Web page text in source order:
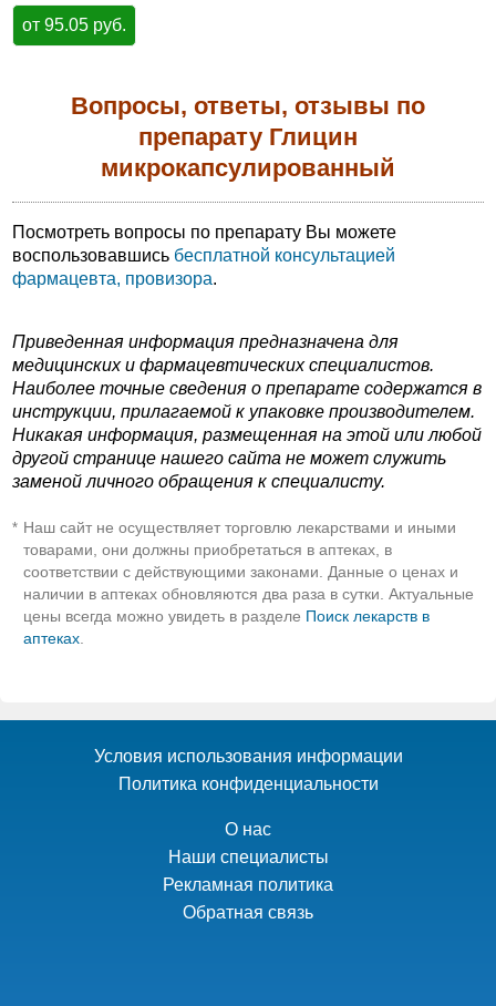
от 95.05 руб.
Вопросы, ответы, отзывы по
препарату Глицин
микрокапсулированный
Посмотреть вопросы по препарату Вы можете
воспользовавшись бесплатной консультацией
фармацевта, провизора.
Приведенная информация предназначена для
медицинских и фармацевтических специалистов.
Наиболее точные сведения о препарате содержатся в
инструкции, прилагаемой к упаковке производителем.
Никакая информация, размещенная на этой или любой
другой странице нашего сайта не может служить
заменой личного обращения к специалисту.
* Наш сайт не осуществляет торговлю лекарствами и иными
товарами, они должны приобретаться в аптеках, в
соответствии с действующими законами. Данные о ценах и
наличии в аптеках обновляются два раза в сутки. Актуальные
цены всегда можно увидеть в разделе Поиск лекарств в
аптеках
Условия использования информации
Политика конфиденциальности
О нас
Наши специалисты
Рекламная политика
Обратная связь